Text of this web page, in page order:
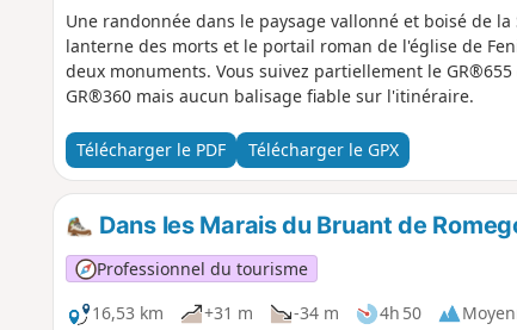
Une randonnée dans le paysage vallonné et boisé de
lanterne des morts et le portail roman de l'église de
deux monuments. Vous suivez partiellement le
GR®360 mais aucun balisage fiable sur l'itinéraire.
Télécharger le PDF Télécharger le GPX
Dans les Marais du Bruant de
Professionnel du tourisme
16,53 km
+31 m -34 m 4h 50